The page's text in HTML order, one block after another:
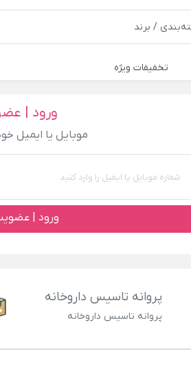
تخفیفات ویژه
ورود |
موبایل یا ایمیل
ورود |
پروانه تاسیس داروخانه
پروانه تاسیس داروخانه